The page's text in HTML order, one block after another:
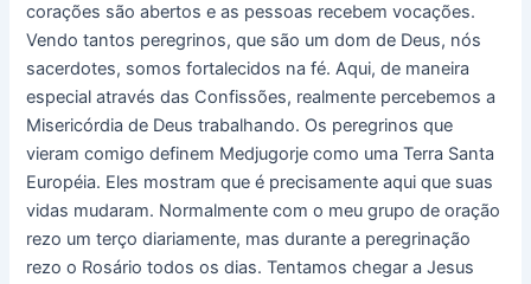
corações são abertos e as pessoas recebem vocações.
Vendo tantos peregrinos, que são um dom de Deus, nós
sacerdotes, somos fortalecidos na fé. Aqui, de maneira
especial através das Confissões, realmente percebemos a
Misericórdia de Deus trabalhando. Os peregrinos que
vieram comigo definem Medjugorje como uma Terra Santa
Européia. Eles mostram que é precisamente aqui que suas
vidas mudaram. Normalmente com o meu grupo de oração
rezo um terço diariamente, mas durante a peregrinação
rezo o Rosário todos os dias. Tentamos chegar a Jesus